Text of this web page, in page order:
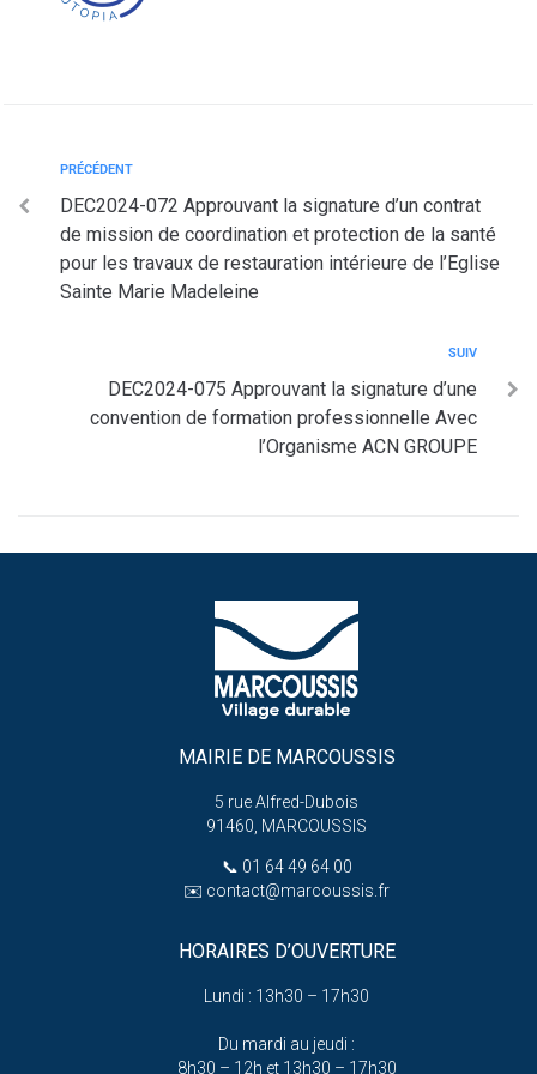
PRÉCÉDENT
DEC2024-072 Approuvant la signature d’un contrat
de mission de coordination et protection de la santé
pour les travaux de restauration intérieure de l’Eglise
Sainte Marie Madeleine
SUIV
DEC2024-075 Approuvant la signature d’une
convention de formation professionnelle Avec
l’Organisme ACN GROUPE
MAIRIE DE MARCOUSSIS
5 rue Alfred-Dubois
91460, MARCOUSSIS
📞 01 64 49 64 00
✉️ contact@marcoussis.fr
HORAIRES D’OUVERTURE
Lundi : 13h30 – 17h30
Du mardi au jeudi :
8h30 – 12h et 13h30 – 17h30